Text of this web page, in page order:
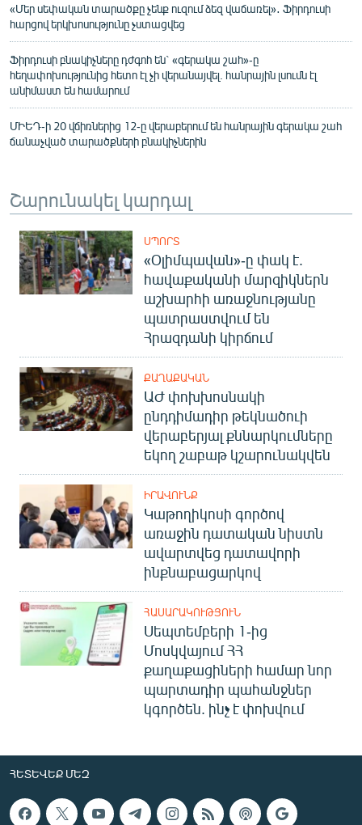
«Մեր սեփական տարածքը չենք ուզում ձեզ վաճառել»․ Ֆիրդուսի
հարցով երկխոսությունը չստացվեց
Ֆիրդուսի բնակիչները դժգոհ են` «գերակա շահ»-ը
հեղափոխությունից հետո էլ չի վերանայվել. հանրային լսումն էլ
անիմաստ են համարում
ՄԻԵԴ-ի 20 վճիռներից 12-ը վերաբերում են հանրային գերակա շահ
ճանաչված տարածքների բնակիչներին
Շարունակել կարդալ
ՍՊՈՐՏ
«Օլիմպավան»-ը փակ է.
հավաքականի մարզիկներն
աշխարհի առաջնությանը
պատրաստվում են
Հրազդանի կիրճում
ՔԱՂԱՔԱԿԱՆ
ԱԺ փոխխոսնակի
ընդդիմադիր թեկնածուի
վերաբերյալ քննարկումները
եկող շաբաթ կշարունակվեն
ԻՐԱՎՈՒՆՔ
Կաթողիկոսի գործով
առաջին դատական նիստն
ավարտվեց դատավորի
ինքնաբացարկով
ՀԱՍԱՐԱԿՈՒԹՅՈՒՆ
Սեպտեմբերի 1-ից
Մոսկվայում ՀՀ
քաղաքացիների համար նոր
պարտադիր պահանջներ
կգործեն. ինչ է փոխվում
ՀԵՏԵՎԵՔ ՄԵԶ